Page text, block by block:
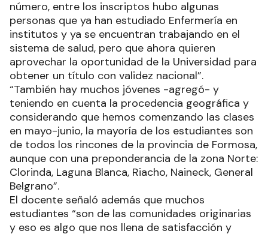
número, entre los inscriptos hubo algunas
personas que ya han estudiado Enfermería en
institutos y ya se encuentran trabajando en el
sistema de salud, pero que ahora quieren
aprovechar la oportunidad de la Universidad para
obtener un título con validez nacional”.
“También hay muchos jóvenes -agregó- y
teniendo en cuenta la procedencia geográfica y
considerando que hemos comenzando las clases
en mayo-junio, la mayoría de los estudiantes son
de todos los rincones de la provincia de Formosa,
aunque con una preponderancia de la zona Norte:
Clorinda, Laguna Blanca, Riacho, Naineck, General
Belgrano”.
El docente señaló además que muchos
estudiantes “son de las comunidades originarias
y eso es algo que nos llena de satisfacción y